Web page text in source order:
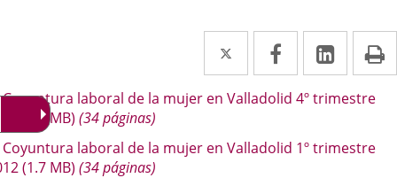
Twitter
Enlace
a
una
aplicación
Facebook
Enlace
a
una
aplicación
Enlace
a
una
Coyuntura laboral de la mujer en Valladolid 4º trimestre
(2.3MB) (34 páginas)
Coyuntura laboral de la mujer en Valladolid 1º trimestre
(1.7 MB) (34 páginas)